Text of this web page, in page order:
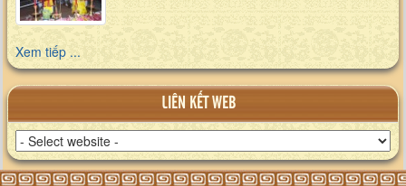
Xem tiếp ...
LIÊN KẾT WEB